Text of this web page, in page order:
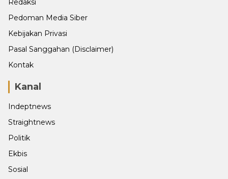
Redaksi
Pedoman Media Siber
Kebijakan Privasi
Pasal Sanggahan (Disclaimer)
Kontak
Kanal
Indeptnews
Straightnews
Politik
Ekbis
Sosial